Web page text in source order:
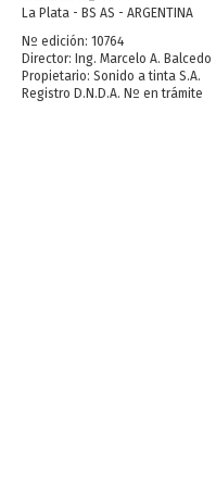
La Plata - BS AS - ARGENTINA
Nº edición: 10764
Director: Ing. Marcelo A. Balcedo
Propietario: Sonido a tinta S.A.
Registro D.N.D.A. Nº en trámite